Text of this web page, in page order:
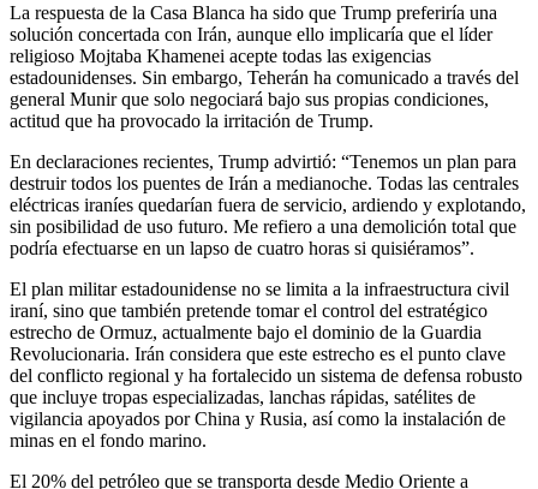
La respuesta de la Casa Blanca ha sido que Trump preferiría una
solución concertada con Irán, aunque ello implicaría que el líder
religioso Mojtaba Khamenei acepte todas las exigencias
estadounidenses. Sin embargo, Teherán ha comunicado a través del
general Munir que solo negociará bajo sus propias condiciones,
actitud que ha provocado la irritación de Trump.
En declaraciones recientes, Trump advirtió: “Tenemos un plan para
destruir todos los puentes de Irán a medianoche. Todas las centrales
eléctricas iraníes quedarían fuera de servicio, ardiendo y explotando,
sin posibilidad de uso futuro. Me refiero a una demolición total que
podría efectuarse en un lapso de cuatro horas si quisiéramos”.
El plan militar estadounidense no se limita a la infraestructura civil
iraní, sino que también pretende tomar el control del estratégico
estrecho de Ormuz, actualmente bajo el dominio de la Guardia
Revolucionaria. Irán considera que este estrecho es el punto clave
del conflicto regional y ha fortalecido un sistema de defensa robusto
que incluye tropas especializadas, lanchas rápidas, satélites de
vigilancia apoyados por China y Rusia, así como la instalación de
minas en el fondo marino.
El 20% del petróleo que se transporta desde Medio Oriente a